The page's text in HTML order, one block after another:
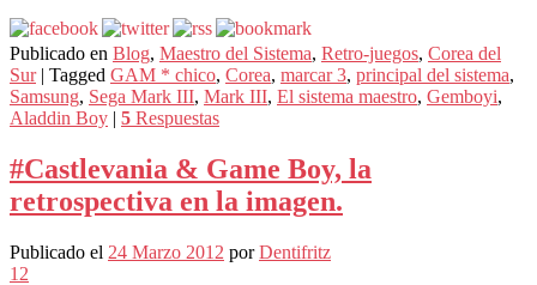
Publicado en Blog, Maestro del Sistema, Retro-juegos, Corea del
Sur | Tagged GAM * chico, Corea, marcar 3, principal del sistema,
Samsung, Sega Mark III, Mark III, El sistema maestro, Gemboyi,
Aladdin Boy | 5 Respuestas
#Castlevania & Game Boy, la
retrospectiva en la imagen.
Publicado el 24 Marzo 2012 porDentifritz
12